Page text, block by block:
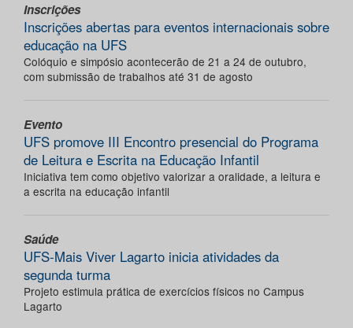
Inscrições
Inscrições abertas para eventos internacionais sobre
educação na UFS
Colóquio e simpósio acontecerão de 21 a 24 de outubro,
com submissão de trabalhos até 31 de agosto
Evento
UFS promove III Encontro presencial do Programa
de Leitura e Escrita na Educação Infantil
Iniciativa tem como objetivo valorizar a oralidade, a leitura e
a escrita na educação infantil
Saúde
UFS-Mais Viver Lagarto inicia atividades da
segunda turma
Projeto estimula prática de exercícios físicos no Campus
Lagarto